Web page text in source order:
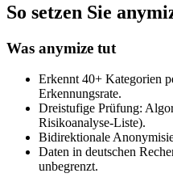
So setzen Sie
Was anymize tut
Erkennt 40+ Kategorien
Erkennungsrate.
Dreistufige Prüfung:
Risikoanalyse-Liste).
Bidirektionale
Daten in deutschen
unbegrenzt.